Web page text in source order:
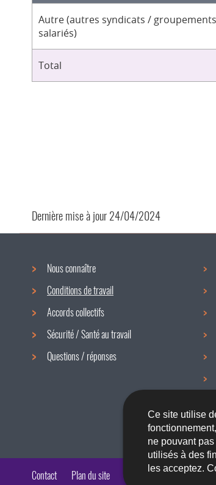
Ce site utilise
ne pouvant
utilisés à des
les acceptez.
Autre (autres syndicats /
salariés)
Total
Dernière mise à jour24/04/2024
Menu
de
navigation
Nous connaître
Conditions de travail
Accords collectifs
Sécurité / Santé au travail
Questions / réponses
Contact Plan du site A propos du site